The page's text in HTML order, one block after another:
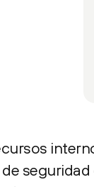
seguridad